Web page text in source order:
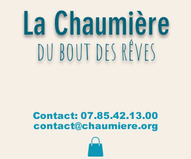
La Chaumière
du bout des rêves
Contact: 07.85.42.13.00
contact@chaumiere.org